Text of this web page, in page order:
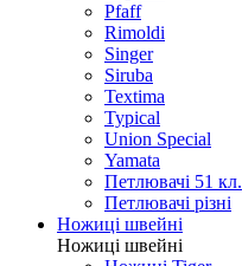
Pfaff
Rimoldi
Singer
Siruba
Textima
Typical
Union Special
Yamata
Петлювачі 51 кл.
Петлювачі різні
Ножиці швейні
Ножиці швейні